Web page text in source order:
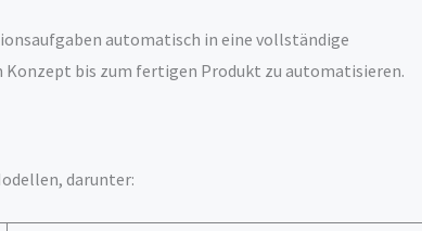
automatisch in eine vollständige
bis zum fertigen Produkt zu automatisieren.
darunter: